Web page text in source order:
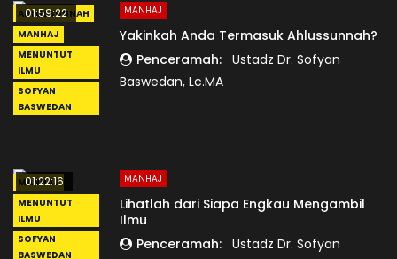
AHLUSSUNNAH
MANHAJ
MENUNTUT
ILMU
SOFYAN
BASWEDAN
01:59:22 MANHAJ
Yakinkah Anda Termasuk Ahlussunnah?
Penceramah: Ustadz Dr. Sofyan
Baswedan, Lc.MA
MANHAJ
MENUNTUT
ILMU
SOFYAN
BASWEDAN
01:22:16 MANHAJ
Lihatlah dari Siapa Engkau Mengambil
Ilmu
Penceramah: Ustadz Dr. Sofyan